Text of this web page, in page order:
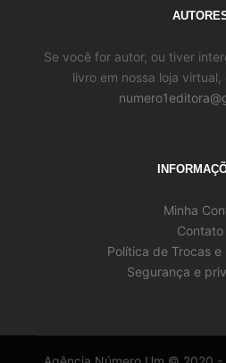
Se você for autor, ou tiver
livro em nossa loja
Minha
Contato
Política de Trocas e
Segurança e